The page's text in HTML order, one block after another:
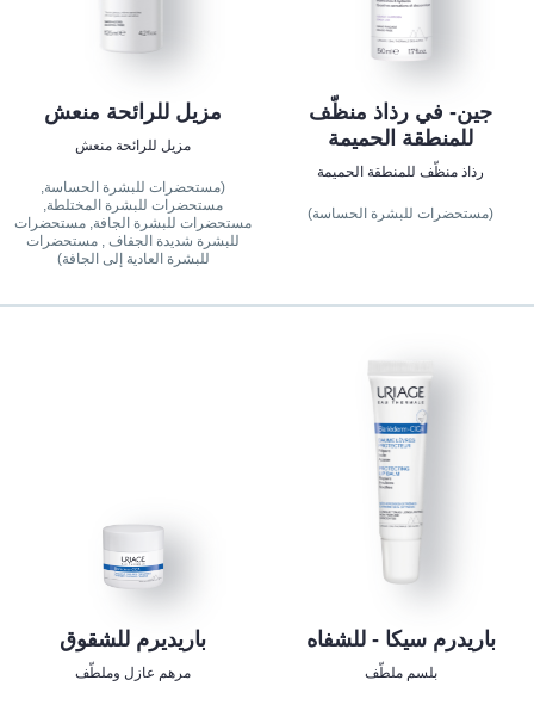
جين- في رذاذ منظّف
للمنطقة الحميمة
رذاذ منظّف للمنطقة الحميمة
(مستحضرات للبشرة الحساسة)
مزيل للرائحة منعش
مزيل للرائحة منعش
(مستحضرات للبشرة الحساسة,
مستحضرات للبشرة المختلطة,
مستحضرات للبشرة الجافة, مستحضرات
للبشرة شديدة الجفاف , مستحضرات
للبشرة العادية إلى الجافة)
باريدرم سيكا - للشفاه
بلسم ملطّف
باريديرم للشقوق
مرهم عازل وملطّف